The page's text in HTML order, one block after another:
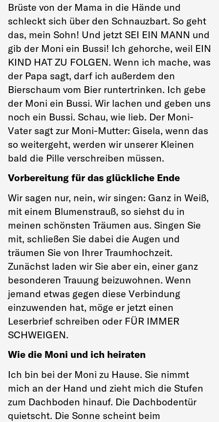
Brüste von der Mama in die Hände und
schleckt sich über den Schnauzbart. So geht
das, mein Sohn! Und jetzt SEI EIN MANN und
gib der Moni ein Bussi! Ich gehorche, weil EIN
KIND HAT ZU FOLGEN. Wenn ich mache, was
der Papa sagt, darf ich außerdem den
Bierschaum vom Bier runtertrinken. Ich gebe
der Moni ein Bussi. Wir lachen und geben uns
noch ein Bussi. Schau, wie lieb. Der Moni-
Vater sagt zur Moni-Mutter: Gisela, wenn das
so weitergeht, werden wir unserer Kleinen
bald die Pille verschreiben müssen.
Vorbereitung für das glückliche Ende
Wir sagen nur, nein, wir singen: Ganz in Weiß,
mit einem Blumenstrauß, so siehst du in
meinen schönsten Träumen aus. Singen Sie
mit, schließen Sie dabei die Augen und
träumen Sie von Ihrer Traumhochzeit.
Zunächst laden wir Sie aber ein, einer ganz
besonderen Trauung beizuwohnen. Wenn
jemand etwas gegen diese Verbindung
einzuwenden hat, möge er jetzt einen
Leserbrief schreiben oder FÜR IMMER
SCHWEIGEN.
Wie die Moni und ich heiraten
Ich bin bei der Moni zu Hause. Sie nimmt
mich an der Hand und zieht mich die Stufen
zum Dachboden hinauf. Die Dachbodentür
quietscht. Die Sonne scheint beim